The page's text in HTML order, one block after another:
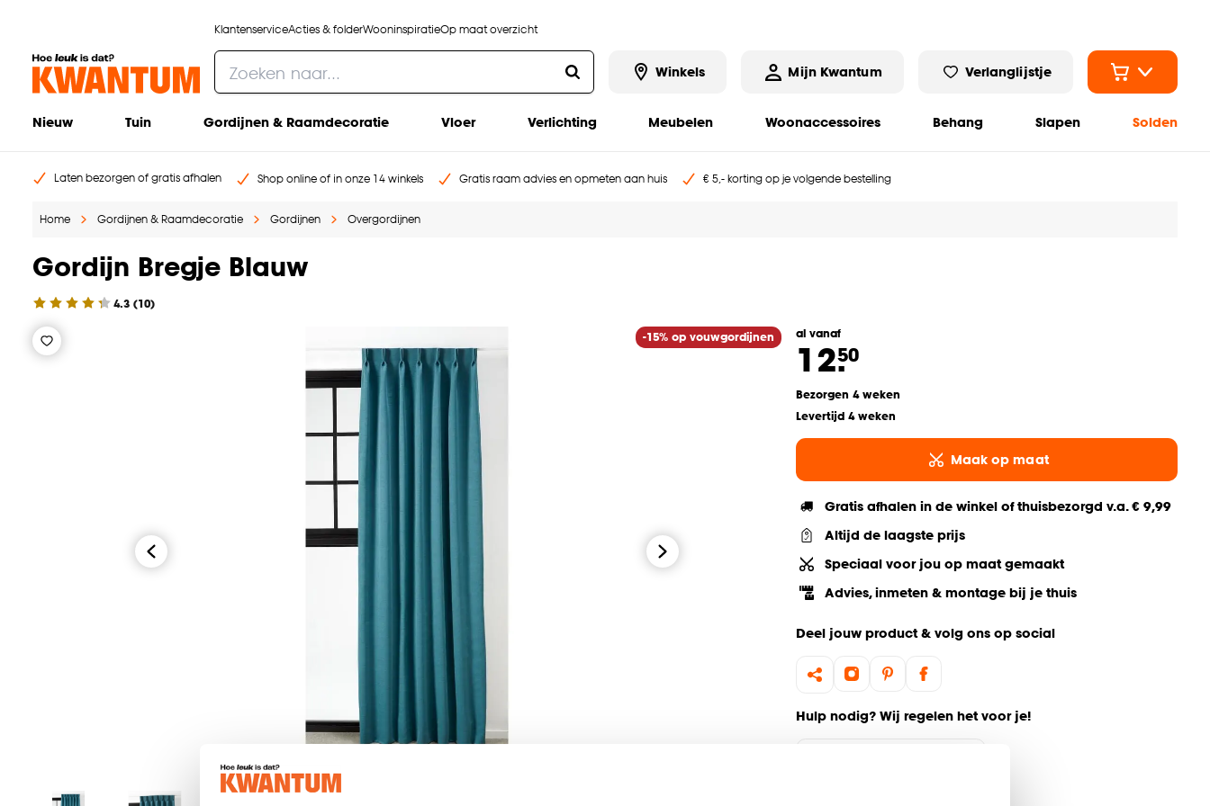
KlantenserviceActies & folderWooninspiratieOp maat overzicht
Winkels Mijn Kwantum Verlanglijstje
Nieuw Tuin Gordijnen & Raamdecoratie Vloer Verlichting Meubelen Woonaccessoires Behang Slapen Solden
Laten bezorgen of gratis afhalen Shop online of in onze 14 winkels Gratis raam advies en opmeten aan huis € 5,- korting op je volgende bestelling
Home Gordijnen & Raamdecoratie Gordijnen Overgordijnen
Gordijn Bregje Blauw
4.3 (10)
-15% op vouwgordijnen al vanaf
12.50
Bezorgen 4 weken
Levertijd 4 weken
Maak op maat
Gratis afhalen in de winkel of thuisbezorgd v.a. € 9,99
Altijd de laagste prijs
Speciaal voor jou op maat gemaakt
Advies, inmeten & montage bij je thuis
Deel jouw product & volg ons op social
Hulp nodig? Wij regelen het voor je!